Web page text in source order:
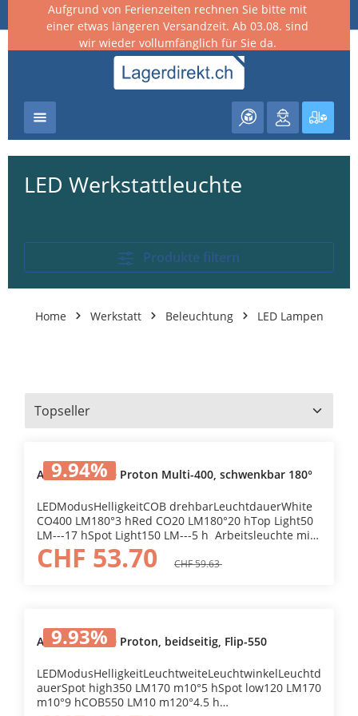
springen
Aufgrund von Ferienzeiten rechnen Sie bitte mit
einer etwas längeren Versandzeit. Ab 03.08. sind
wir wieder vollumfänglich für Sie da.
LED Werkstattleuchte
Produkte filtern
Home Werkstatt Beleuchtung LED Lampen
9.94%
Arbeitsleuchte Proton Multi-400, schwenkbar 180°
LEDModusHelligkeitCOB drehbarLeuchtdauerWhite
CO400 LM180°3 hRed CO20 LM180°20 hTop Light50
LM---17 hSpot Light150 LM---5 h Arbeitsleuchte mit
Gelenk drehbarGehäuse aus AluminiumMit
AufhängehakenMit Magnet zur BefestigungMit
CHF 53.70 CHF 59.63
9.93%
Arbeitsleuchte Proton, beidseitig, Flip-550
LEDModusHelligkeitLeuchtweiteLeuchtwinkelLeuchtd
auerSpot high350 LM170 m10°5 hSpot low120 LM170
m10°9 hCOB550 LM10 m120°4.5 h